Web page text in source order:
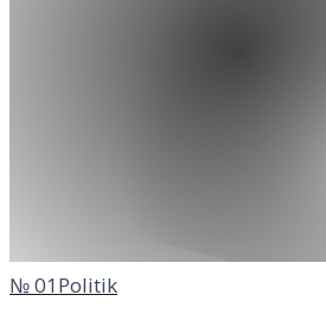
№01Politik